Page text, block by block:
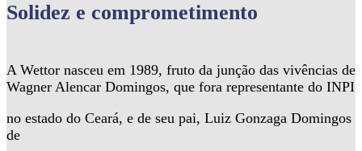
Solidez e comprometimento
A Wettor nasceu em 1989, fruto da junção das vivências de
Wagner Alencar Domingos, que fora representante do INPI
no estado do Ceará, e de seu pai, Luiz Gonzaga Domingos
de